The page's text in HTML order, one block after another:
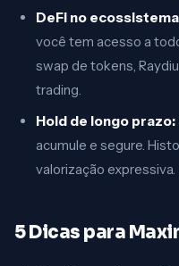
DeFi no
você tem acesso a
swap de tokens,
trading.
Hold de longo prazo:
acumule e segure.
valorização expressiva.
5 Dicas para